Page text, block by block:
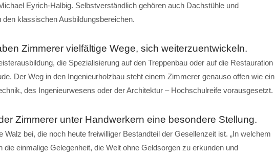
Eyrich-Halbig. Selbstverständlich gehören auch Dachstühle und
den klassischen Ausbildungsbereichen.
Zimmerer vielfältige Wege, sich weiterzuentwickeln.
die Spezialisierung auf den Treppenbau oder auf die Restauration
Der Weg in den Ingenieurholzbau steht einem Zimmerer genauso offen wie ein
des Ingenieurwesens oder der Architektur – Hochschulreife vorausgesetzt.
Zimmerer unter Handwerkern eine besondere Stellung.
Walz bei, die noch heute freiwilliger Bestandteil der Gesellenzeit ist. „In welchem
die einmalige Gelegenheit, die Welt ohne Geldsorgen zu erkunden und